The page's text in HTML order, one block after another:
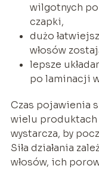
wilgotnych
czapki,
dużo
włosów
lepsze
po laminacji
Czas pojawienia
wielu produktach
wystarcza, by
Siła działania
włosów, ich